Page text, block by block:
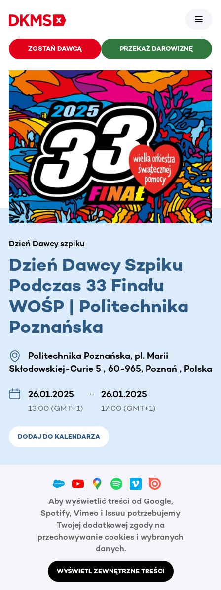
ZOSTAŃ DAWCĄ PRZEKAŻ DAROWIZNĘ
Dzień Dawcy szpiku
Dzień Dawcy Szpiku
Podczas 33 Finału
WOŚP | Politechnika
Poznańska
Politechnika Poznańska, pl. Marii
Skłodowskiej-Curie 5 , 60-965, Poznań , Polska
26.01.2025
13:00 (GMT+1)
– 26.01.2025
17:00 (GMT+1)
DODAJ DO KALENDARZA
Aby wyświetlić treści od Google,
Spotify, Vimeo i Issuu potrzebujemy
Twojej dodatkowej zgody na
przechowywanie cookies i wybranych
danych.
WYŚWIETL ZEWNĘTRZNE TREŚCI